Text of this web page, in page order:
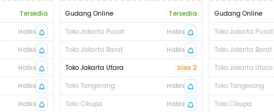
Tersedia
Habis
Habis
Habis
Habis
Habis
Gudang Online
Tersedia
Toko Jakarta Pusat
Habis
Toko Jakarta Barat
Habis
Toko Jakarta Utara
Sisa 2
Toko Tangerang
Habis
Toko Cikupa
Habis
Gudang Online
Toko Jakarta Pusat
Toko Jakarta Barat
Toko Jakarta Utara
Toko Tangerang
Toko Cikupa